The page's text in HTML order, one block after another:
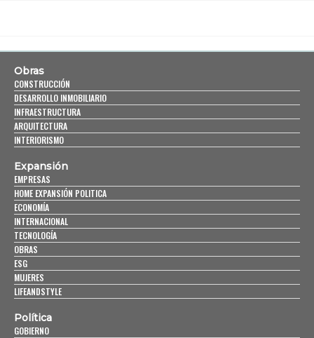
Obras
CONSTRUCCIÓN
DESARROLLO INMOBILIARIO
INFRAESTRUCTURA
ARQUITECTURA
INTERIORISMO
Expansión
EMPRESAS
HOME EXPANSIÓN POLITICA
ECONOMÍA
INTERNACIONAL
TECNOLOGÍA
OBRAS
ESG
MUJERES
LIFEANDSTYLE
Política
GOBIERNO